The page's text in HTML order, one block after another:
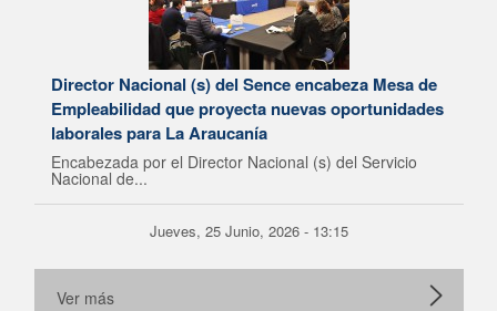
Director Nacional (s) del Sence encabeza Mesa de
Empleabilidad que proyecta nuevas oportunidades
laborales para La Araucanía
Encabezada por el Director Nacional (s) del Servicio
Nacional de...
Jueves, 25 Junio, 2026 - 13:15
Ver más